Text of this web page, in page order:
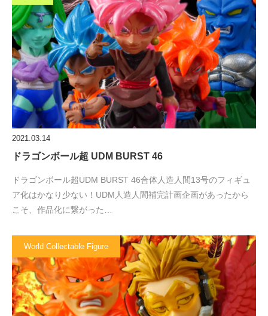
2021.03.14
ドラゴンボール超 UDM BURST 46
ドラゴンボール超UDM BURST 46合体人造人間13号のフィギュ
ア化はかなり少ない！UDM人造人間補完計画企画があったから
こそ、作品化に繋がった…
World Collectable Figure